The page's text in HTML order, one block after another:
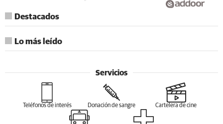
Destacados
Lo más leído
Servicios
Teléfonos de interés Donación de sangre Cartelera de cine